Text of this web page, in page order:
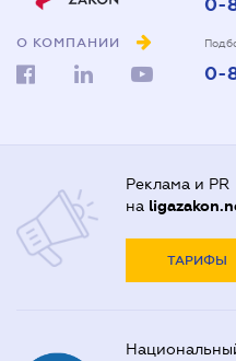
О КОМПАНИИ
0-
0-
Реклама и PR
на
ТАРИФЫ